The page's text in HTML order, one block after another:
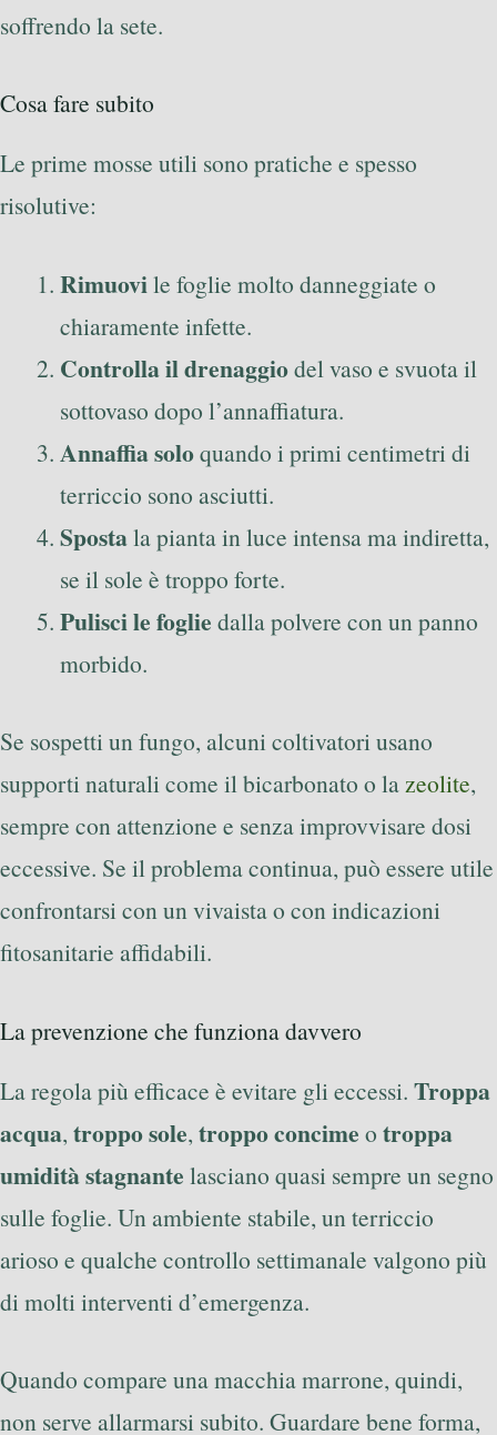
soffrendo la sete.
Cosa fare subito
Le prime mosse utili sono pratiche e spesso
risolutive:
Rimuovile foglie molto danneggiate o
chiaramente infette.
Controlla il drenaggiodel vaso e svuota il
sottovaso dopo l’annaffiatura.
Annaffia soloquando i primi centimetri di
terriccio sono asciutti.
Spostala pianta in luce intensa ma indiretta,
se il sole è troppo forte.
Pulisci le foglie dalla polvere con un panno
morbido.
Se sospetti un fungo, alcuni coltivatori usano
supporti naturali come il bicarbonato o lazeolite,
sempre con attenzione e senza improvvisare dosi
eccessive. Se il problema continua, può essere utile
confrontarsi con un vivaista o con indicazioni
fitosanitarie affidabili.
La prevenzione che funziona davvero
La regola più efficace è evitare gli eccessi. Troppa
acqua, troppo sole, troppo concime o troppa
umidità stagnante lasciano quasi sempre un segno
sulle foglie. Un ambiente stabile, un terriccio
arioso e qualche controllo settimanale valgono più
di molti interventi d’emergenza.
Quando compare una macchia marrone, quindi,
non serve allarmarsi subito. Guardare bene forma,